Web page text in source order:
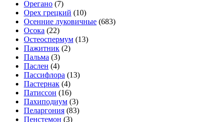
Орегано (7)
Орех грецкий (10)
Осенние луковичные (683)
Осока (22)
Остеоспермум (13)
Пажитник (2)
Пальма (3)
Паслен (4)
Пассифлора (13)
Пастернак (4)
Патиссон (16)
Пахиподиум (3)
Пеларгония (83)
Пенстемон (3)